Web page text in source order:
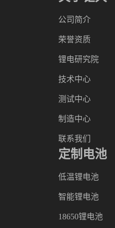
公司简介
荣誉资质
锂电研究院
技术中心
测试中心
制造中心
联系我们
定制电池
低温锂电池
智能锂电池
18650锂电池